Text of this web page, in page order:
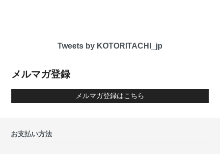
Tweets by KOTORITACHI_jp
メルマガ登録
メルマガ登録はこちら
お支払い方法